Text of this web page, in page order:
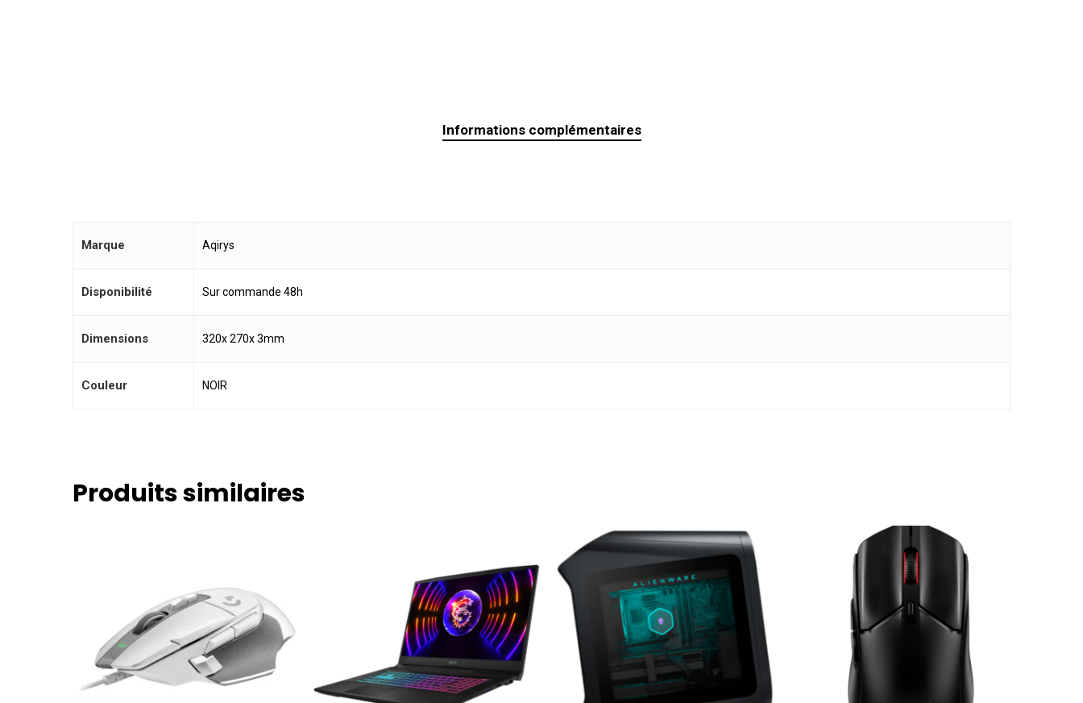
Informations complémentaires
Marque Aqirys
Disponibilité Sur commande 48h
Dimensions 320x 270x 3mm
Couleur NOIR
Produits similaires